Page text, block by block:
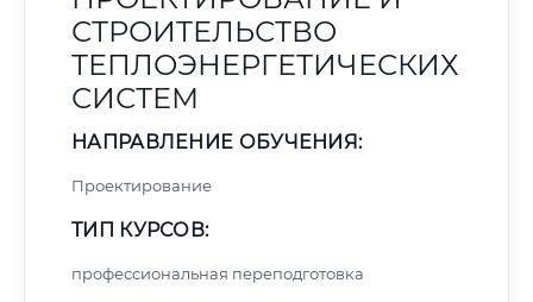
СТРОИТЕЛЬСТВО
ТЕПЛОЭНЕРГЕТИЧЕСКИХ
СИСТЕМ
НАПРАВЛЕНИЕ ОБУЧЕНИЯ:
Проектирование
ТИП КУРСОВ:
профессиональная переподготовка